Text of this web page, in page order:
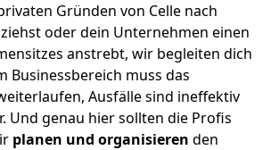
Gründen von Celle nach
oder dein Unternehmen einen
anstrebt, wir begleiten dich
Businessbereich muss das
Ausfälle sind ineffektiv
Und genau hier sollten die Profis
planen und organisieren den